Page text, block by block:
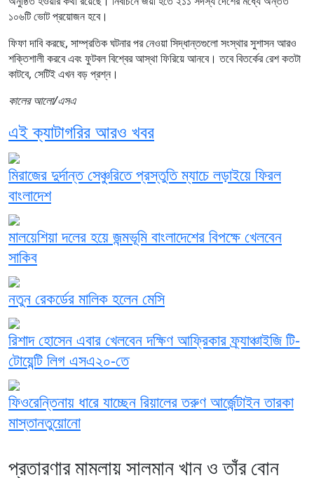
১০৬টি ভোট প্রয়োজন হবে।
ফিফা দাবি করছে, সাম্প্রতিক ঘটনার পর নেওয়া সিদ্ধান্তগুলো সংস্থার সুশাসন আরও
শক্তিশালী করবে এবং ফুটবল বিশ্বের আস্থা ফিরিয়ে আনবে। তবে বিতর্কের রেশ কতটা
কাটবে, সেটিই এখন বড় প্রশ্ন।
কালের আলো/এসএ
এই ক্যাটাগরির আরও খবর
মিরাজের দুর্দান্ত সেঞ্চুরিতে প্রস্তুতি ম্যাচে লড়াইয়ে ফিরল
বাংলাদেশ
মালয়েশিয়া দলের হয়ে জন্মভূমি বাংলাদেশের বিপক্ষে খেলবেন
সাকিব
নতুন রেকর্ডের মালিক হলেন মেসি
রিশাদ হোসেন এবার খেলবেন দক্ষিণ আফ্রিকার ফ্র্যাঞ্চাইজি টি-
টোয়েন্টি লিগ এসএ২০-তে
ফিওরেন্তিনায় ধারে যাচ্ছেন রিয়ালের তরুণ আর্জেন্টাইন তারকা
মাস্তানতুয়োনো
প্রতারণার মামলায় সালমান খান ও তাঁর বোন